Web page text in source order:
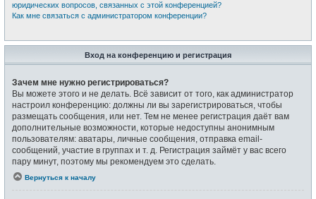
юридических вопросов, связанных с этой конференцией?
Как мне связаться с администратором конференции?
Вход на конференцию и регистрация
Зачем мне нужно регистрироваться?
Вы можете этого и не делать. Всё зависит от того, как администратор
настроил конференцию: должны ли вы зарегистрироваться, чтобы
размещать сообщения, или нет. Тем не менее регистрация даёт вам
дополнительные возможности, которые недоступны анонимным
пользователям: аватары, личные сообщения, отправка email-
сообщений, участие в группах и т. д. Регистрация займёт у вас всего
пару минут, поэтому мы рекомендуем это сделать.
Вернуться к началу